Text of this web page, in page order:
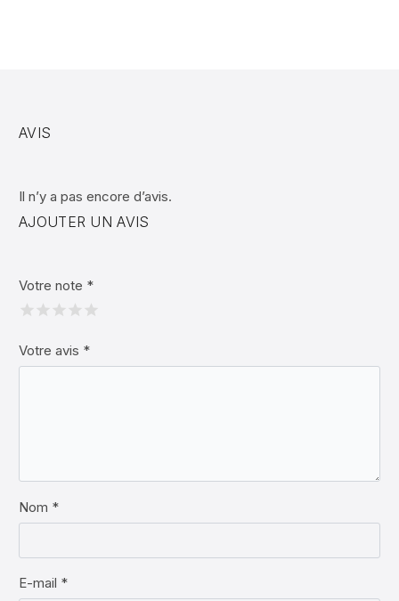
AVIS
Il n’y a pas encore d’avis.
AJOUTER UN AVIS
Votre note *
Votre avis *
Nom *
E-mail *